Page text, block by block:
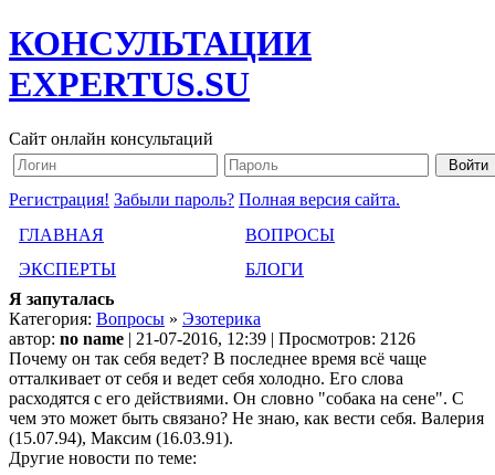
КОНСУЛЬТАЦИИ
EXPERTUS.SU
Сайт онлайн консультаций
Регистрация! Забыли пароль? Полная версия сайта.
ГЛАВНАЯ
ВОПРОСЫ
ЭКСПЕРТЫ
БЛОГИ
Я запуталась
Категория: Вопросы » Эзотерика
автор: no name | 21-07-2016, 12:39 | Просмотров: 2126
Почему он так себя ведет? В последнее время всё чаще
отталкивает от себя и ведет себя холодно. Его слова
расходятся с его действиями. Он словно "собака на сене". С
чем это может быть связано? Не знаю, как вести себя. Валерия
(15.07.94), Максим (16.03.91).
Другие новости по теме: